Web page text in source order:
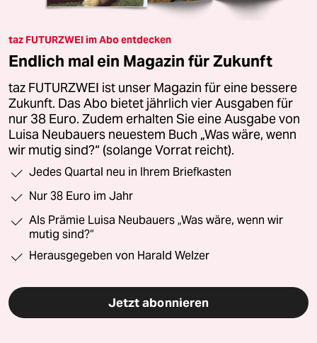
taz FUTURZWEI im Abo entdecken
Endlich mal ein Magazin für Zukunft
taz FUTURZWEI ist unser Magazin für eine bessere
Zukunft. Das Abo bietet jährlich vier Ausgaben für
nur 38 Euro. Zudem erhalten Sie eine Ausgabe von
Luisa Neubauers neuestem Buch „Was wäre, wenn
wir mutig sind?“ (solange Vorrat reicht).
Jedes Quartal neu in Ihrem Briefkasten
Nur 38 Euro im Jahr
Als Prämie Luisa Neubauers „Was wäre, wenn wir
mutig sind?“
Herausgegeben von Harald Welzer
Jetzt abonnieren